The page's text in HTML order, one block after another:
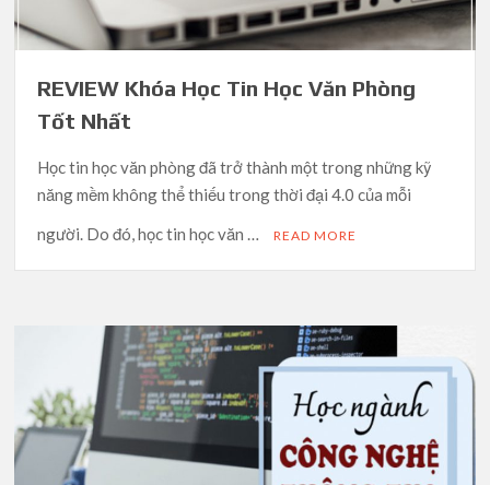
REVIEW Khóa Học Tin Học Văn Phòng
Tốt Nhất
Học tin học văn phòng đã trở thành một trong những kỹ
năng mềm không thể thiếu trong thời đại 4.0 của mỗi
người. Do đó, học tin học văn …
READ MORE